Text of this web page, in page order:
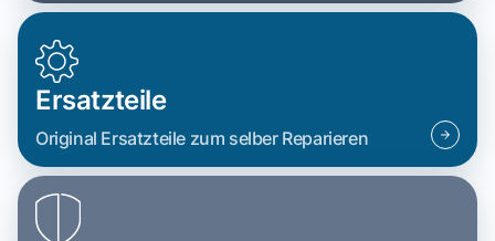
Ersatzteile
Original Ersatzteile zum selber Reparieren